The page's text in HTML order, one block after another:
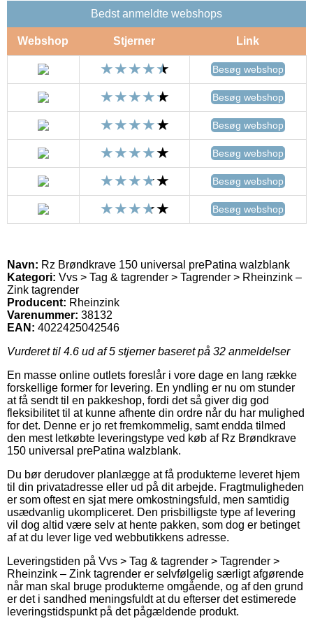
Bedst anmeldte webshops
Webshop Stjerner Link
Besøg webshop
Besøg webshop
Besøg webshop
Besøg webshop
Besøg webshop
Besøg webshop
Navn: Rz Brøndkrave 150 universal prePatina walzblank
Kategori: Vvs > Tag & tagrender > Tagrender > Rheinzink –
Zink tagrender
Producent: Rheinzink
Varenummer: 38132
EAN: 4022425042546
Vurderet til 4.6 ud af 5 stjerner baseret på 32 anmeldelser
En masse online outlets foreslår i vore dage en lang række
forskellige former for levering. En yndling er nu om stunder
at få sendt til en pakkeshop, fordi det så giver dig god
fleksibilitet til at kunne afhente din ordre når du har mulighed
for det. Denne er jo ret fremkommelig, samt endda tilmed
den mest letkøbte leveringstype ved køb af Rz Brøndkrave
150 universal prePatina walzblank.
Du bør derudover planlægge at få produkterne leveret hjem
til din privatadresse eller ud på dit arbejde. Fragtmuligheden
er som oftest en sjat mere omkostningsfuld, men samtidig
usædvanlig ukompliceret. Den prisbilligste type af levering
vil dog altid være selv at hente pakken, som dog er betinget
af at du lever lige ved webbutikkens adresse.
Leveringstiden på Vvs > Tag & tagrender > Tagrender >
Rheinzink – Zink tagrender er selvfølgelig særligt afgørende
når man skal bruge produkterne omgående, og af den grund
er det i sandhed meningsfuldt at du efterser det estimerede
leveringstidspunkt på det pågældende produkt.